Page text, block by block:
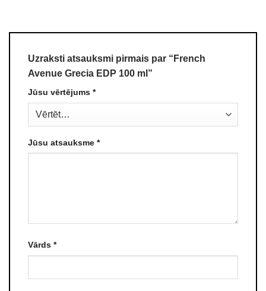
Uzraksti atsauksmi pirmais par “French
Avenue Grecia EDP 100 ml”
Jūsu vērtējums *
Jūsu atsauksme *
Vārds *